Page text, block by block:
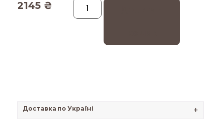
2145 ₴
Доставка по Україні +